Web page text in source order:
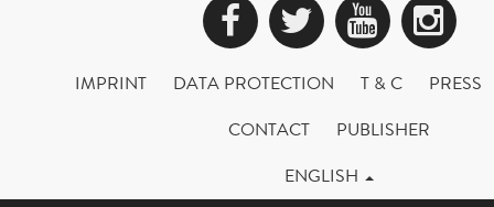
Facebook
Twitter
IMPRINT DATA PROTECTION T & C
PRESS
CONTACT
PUBLISHER
ENGLISH